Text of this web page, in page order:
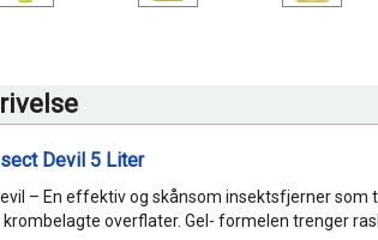
Devil 5 Liter
– En effektiv og skånsom insektsfjerner
krombelagte overflater. Gel- formelen trenger